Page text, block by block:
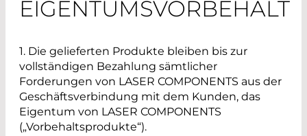
EIGENTUMSVORBEHALT
1. Die gelieferten Produkte bleiben bis zur
vollständigen Bezahlung sämtlicher
Forderungen von LASER COMPONENTS aus der
Geschäftsverbindung mit dem Kunden, das
Eigentum von LASER COMPONENTS
(„Vorbehaltsprodukte“).